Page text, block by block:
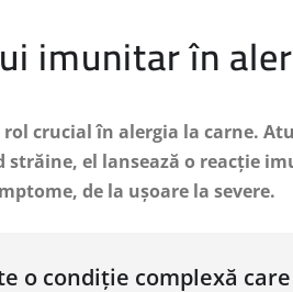
imunitar în
crucial în alergia la carne.
el lansează o reacție
de la ușoare la severe.
o condiție complexă